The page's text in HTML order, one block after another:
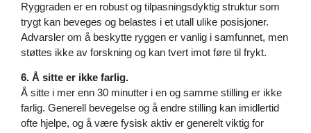
Ryggraden er en robust og tilpasningsdyktig struktur som
trygt kan beveges og belastes i et utall ulike posisjoner.
Advarsler om å beskytte ryggen er vanlig i samfunnet, men
støttes ikke av forskning og kan tvert imot føre til frykt.
6. Å sitte er ikke farlig.
Å sitte i mer enn 30 minutter i en og samme stilling er ikke
farlig. Generell bevegelse og å endre stilling kan imidlertid
ofte hjelpe, og å være fysisk aktiv er generelt viktig for